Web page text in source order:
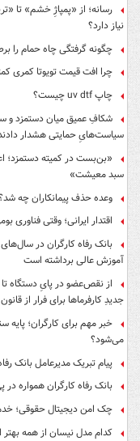
رسانه؛ از «پمپاژِ خشم» تا
نیاز دارد؟
چگونه گرفتگی چاه حمام را
چرا افت قیمت تویوتا کمری
چاپ uv dtf چیست؟
شکافِ عمیق میان دستمزد و
سیاست‌هایِ حمایتی هشدار
«بن‌بست در کمیته دستمزد؛
سبد معیشت»
وعده حذف پیمانکاران چه
اقتدار ایرانی؛ وقتی فناوری
بانک رفاه کارگران در
آموزش عالی برداشته است
از نقص‌عضو در پایِ دستگاه
جدیدِ کارفرماها برای فرار از
خبر مهم برای کارگران؛ پایه
می‌شود؟
پیام تبریک مدیرعامل بانک
بانک رفاه کارگران همواره
چک امن دیجیتال حقوقی؛
کدام مدل نیسان از همه